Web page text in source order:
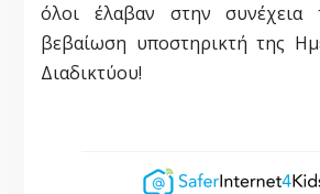
όλοι έλαβαν στην συνέχεια
βεβαίωση υποστηρικτή της
Διαδικτύου!